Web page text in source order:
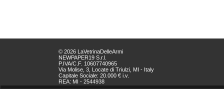
© 2026 LaVetrinaDelleArmi
NEWPAPER19 S.r.l.
P.IVA/C.F. 10607740965
Via Molise, 3, Locate di Triulzi, MI - Italy
Capitale Sociale: 20.000 € i.v.
REA: MI - 2544938